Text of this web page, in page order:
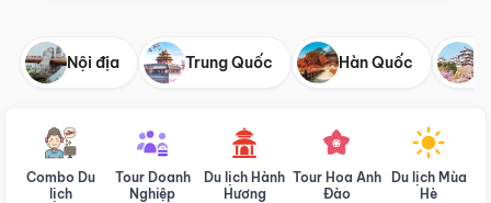
Nội địa Trung Quốc Hàn Quốc
Combo Du
lịch
Tour Doanh
Nghiệp
Du lịch Hành
Hương
Tour Hoa Anh
Đào
Du lịch Mùa
Hè